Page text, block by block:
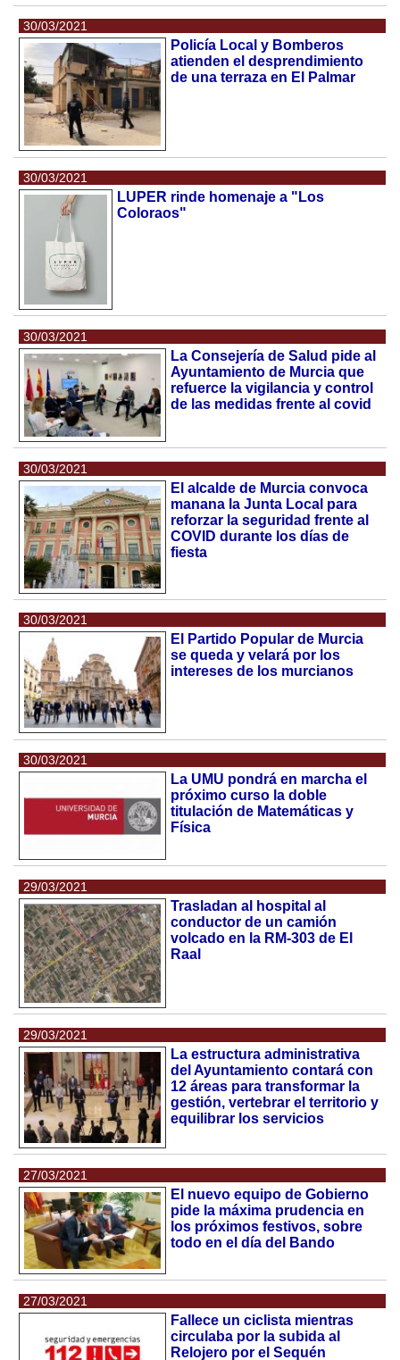
30/03/2021
Policía Local y Bomberos
atienden el desprendimiento
de una terraza en El Palmar
30/03/2021
LUPER rinde homenaje a "Los
Coloraos"
30/03/2021
La Consejería de Salud pide al
Ayuntamiento de Murcia que
refuerce la vigilancia y control
de las medidas frente al covid
30/03/2021
El alcalde de Murcia convoca
manana la Junta Local para
reforzar la seguridad frente al
COVID durante los días de
fiesta
30/03/2021
El Partido Popular de Murcia
se queda y velará por los
intereses de los murcianos
30/03/2021
La UMU pondrá en marcha el
próximo curso la doble
titulación de Matemáticas y
Física
29/03/2021
Trasladan al hospital al
conductor de un camión
volcado en la RM-303 de El
Raal
29/03/2021
La estructura administrativa
del Ayuntamiento contará con
12 áreas para transformar la
gestión, vertebrar el territorio y
equilibrar los servicios
27/03/2021
El nuevo equipo de Gobierno
pide la máxima prudencia en
los próximos festivos, sobre
todo en el día del Bando
27/03/2021
Fallece un ciclista mientras
circulaba por la subida al
Relojero por el Sequén